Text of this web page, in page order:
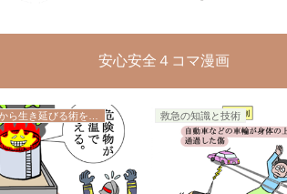
安心安全４コマ漫画
救急の知識と技術